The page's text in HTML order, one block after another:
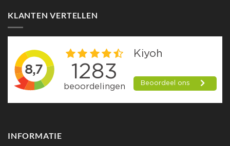
KLANTEN VERTELLEN
INFORMATIE